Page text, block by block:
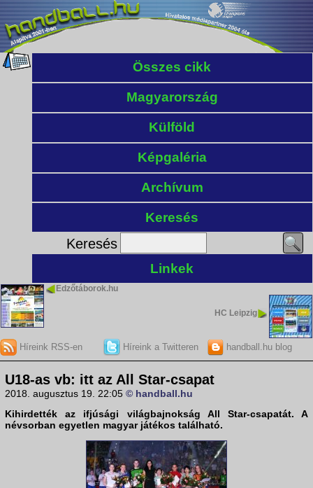
Összes cikk
Magyarország
Külföld
Képgaléria
Archívum
Keresés
Keresés
Linkek
Edzőtáborok.hu
HC Leipzig
Híreink RSS-en Híreink a Twitteren handball.hu blog
U18-as vb: itt az All Star-csapat
2018. augusztus 19. 22:05 © handball.hu
Kihirdették az ifjúsági világbajnokság All Star-csapatát. A
névsorban egyetlen magyar játékos található.